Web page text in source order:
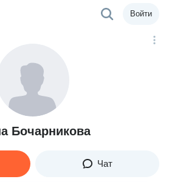
Войти
Бочарникова
Чат